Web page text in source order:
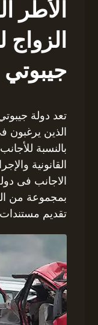
الأطر
جيبوتي
تعد دولة
الذين يرغبون
بالنسبة
القانونية
الاجانب فى
بمجموعة من
تقديم